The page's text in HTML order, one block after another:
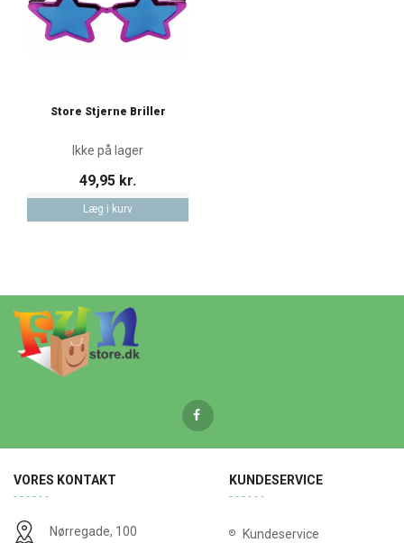
Store Stjerne Briller
Ikke på lager
49,95 kr.
Læg i kurv
VORES KONTAKT
Nørregade, 100
KUNDESERVICE
Kundeservice